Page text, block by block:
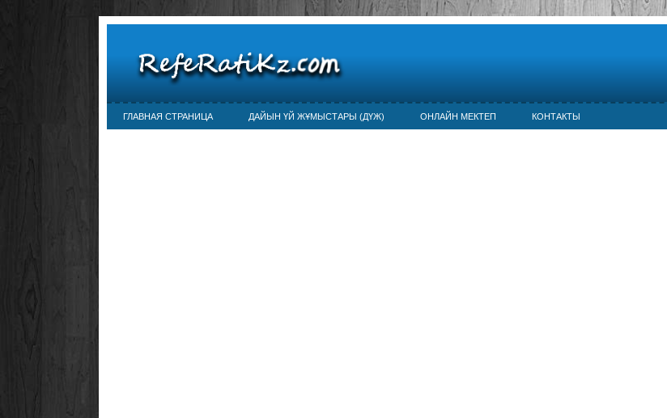
ГЛАВНАЯ СТРАНИЦА ДАЙЫН ҮЙ ЖҰМЫСТАРЫ (ДҮЖ) ОНЛАЙН МЕКТЕП КОНТАКТЫ